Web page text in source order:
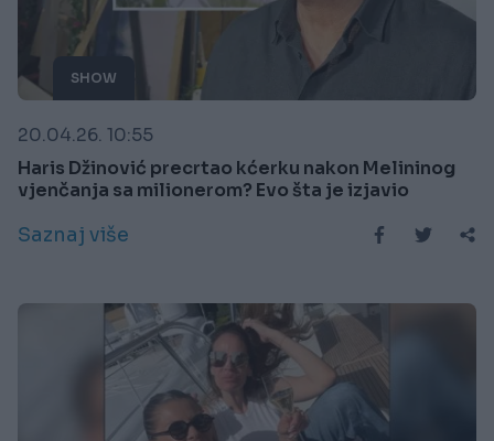
SHOW
20.04.26. 10:55
Haris Džinović precrtao kćerku nakon Melininog
vjenčanja sa milionerom? Evo šta je izjavio
Saznaj više